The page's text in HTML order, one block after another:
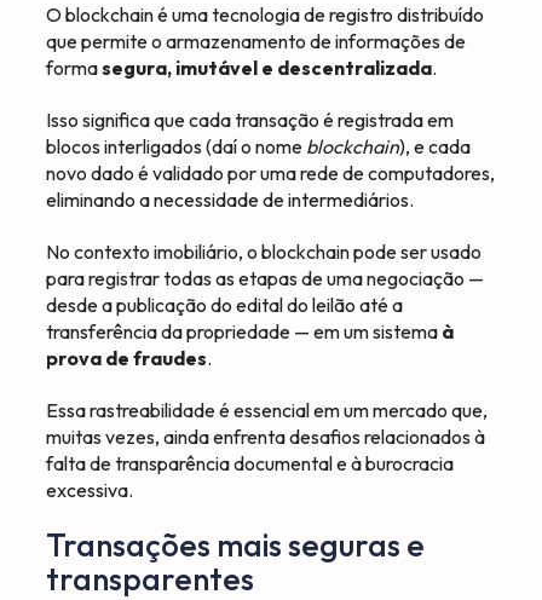
O blockchain é uma tecnologia de registro distribuído
que permite o armazenamento de informações de
formasegura, imutável e descentralizada.
Isso significa que cada transação é registrada em
blocos interligados (daí o nome blockchain), e cada
novo dado é validado por uma rede de computadores,
eliminando a necessidade de intermediários.
No contexto imobiliário, o blockchain pode ser usado
para registrar todas as etapas de uma negociação —
desde a publicação do edital do leilão até a
transferência da propriedade — em um sistema à
prova de fraudes.
Essa rastreabilidade é essencial em um mercado que,
muitas vezes, ainda enfrenta desafios relacionados à
falta de transparência documental e à burocracia
excessiva.
Transações mais seguras e
transparentes